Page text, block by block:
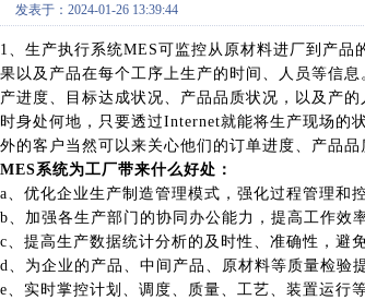
发表于：2024-01-26 13:39:44
1、生产执行系统MES可监控从原材料进厂到产
果以及产品在每个工序上生产的时间、人员等信
产进度、目标达成状况、产品品质状况，以及产
时身处何地，只要透过Internet就能将生产现场的
外的客户当然可以来关心他们的订单进度、产品品
MES系统为工厂带来什么好处：
a、优化企业生产制造管理模式，强化过程管理和
b、加强各生产部门的协同办公能力，提高工作效
c、提高生产数据统计分析的及时性、准确性，避
d、为企业的产品、中间产品、原材料等质量检验
e、实时掌控计划、调度、质量、工艺、装置运